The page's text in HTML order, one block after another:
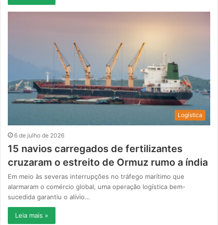
Logística
6 de julho de 2026
15 navios carregados de fertilizantes
cruzaram o estreito de Ormuz rumo a índia
Em meio às severas interrupções no tráfego marítimo que
alarmaram o comércio global, uma operação logística bem-
sucedida garantiu o alívio…
Leia mais »